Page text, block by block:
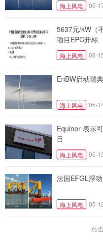
海上风电 05-
5637元/kW（
项目EPC开标
海上风电 05-
EnBW启动瑞
海上风电 05-
Equinor 表示
目
海上风电 05-
法国EFGL浮
海上风电 05-
点